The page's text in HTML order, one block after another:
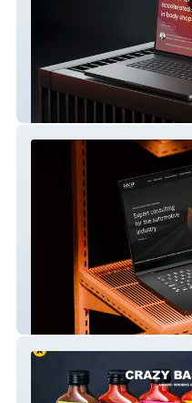
Body Shop Boost
Locke Consulting